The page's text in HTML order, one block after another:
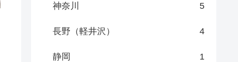
神奈川 5
長野（軽井沢） 4
静岡 1